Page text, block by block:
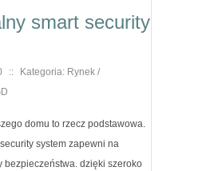
smart security
::
Kategoria: Rynek /
domu to rzecz podstawowa.
system zapewni na
bezpieczeństwa. dzięki szeroko